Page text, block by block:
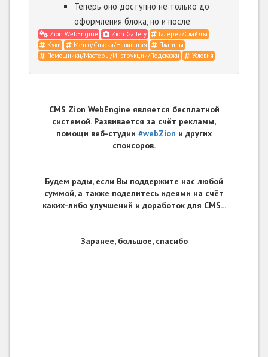
Теперь оно доступно не только до
оформления блока, но и после
Zion WebEngine Zion Gallery
Галереи/Слайды
Куки
Меню/Списки/Навигация
Плагины
Помощники/Мастеры/Инструкции/Подсказки
Условия
CMS Zion WebEngine является бесплатной
системой. Развивается за счёт рекламы,
помощи веб-студии #webZion и других
спонсоров.
Будем рады, если Вы поддержите нас любой
суммой, а также поделитесь идеями на счёт
каких-либо улучшений и доработок для CMS...
Заранее, большое, спасибо